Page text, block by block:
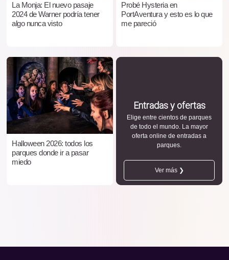
La Monja: El nuevo pasaje
2024 de Warner podría tener
algo nunca visto
Probé Hysteria en
PortAventura y esto es lo que
me pareció
Halloween 2026: todos los
parques donde ir a pasar
miedo
Entradas y ofertas
Elige entre cientos de parques
de todo el mundo. La mayor
oferta online de entradas a
parques.
Ver más ❯